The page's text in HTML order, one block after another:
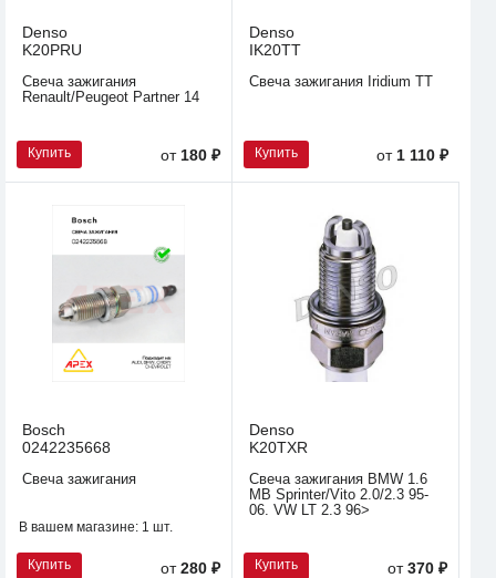
Denso
K20PRU
Свеча зажигания
Renault/Peugeot Partner 14
Купить от180 ₽
Denso
IK20TT
Свеча зажигания Iridium TT
Купить от1 110 ₽
Bosch
0242235668
Свеча зажигания
В вашем магазине: 1 шт.
Купить от280 ₽
Denso
K20TXR
Свеча зажигания BMW 1.6
MB Sprinter/Vito 2.0/2.3 95-
06. VW LT 2.3 96>
Купить от370 ₽